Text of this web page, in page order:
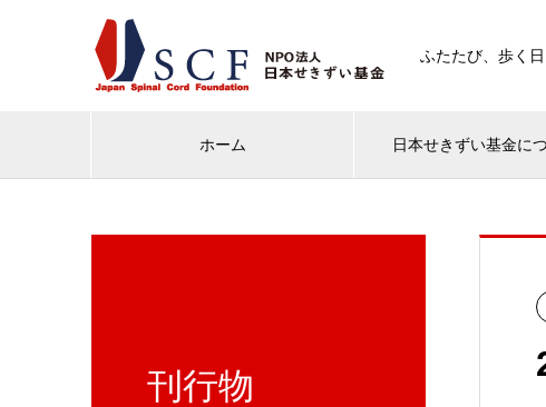
ふたたび、歩く
ホーム 日本せきずい基金に
刊行物